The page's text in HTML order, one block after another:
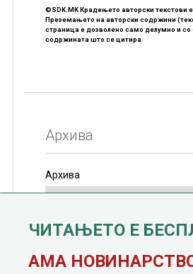
©SDK.MK Крадењето авторски текстови е
Преземањето на авторски содржини
страница е дозволено само делумно и со
содржината што се цитира
Архива
Архива
јануари, 1991 година
ЧИТАЊЕТО Е
АМА